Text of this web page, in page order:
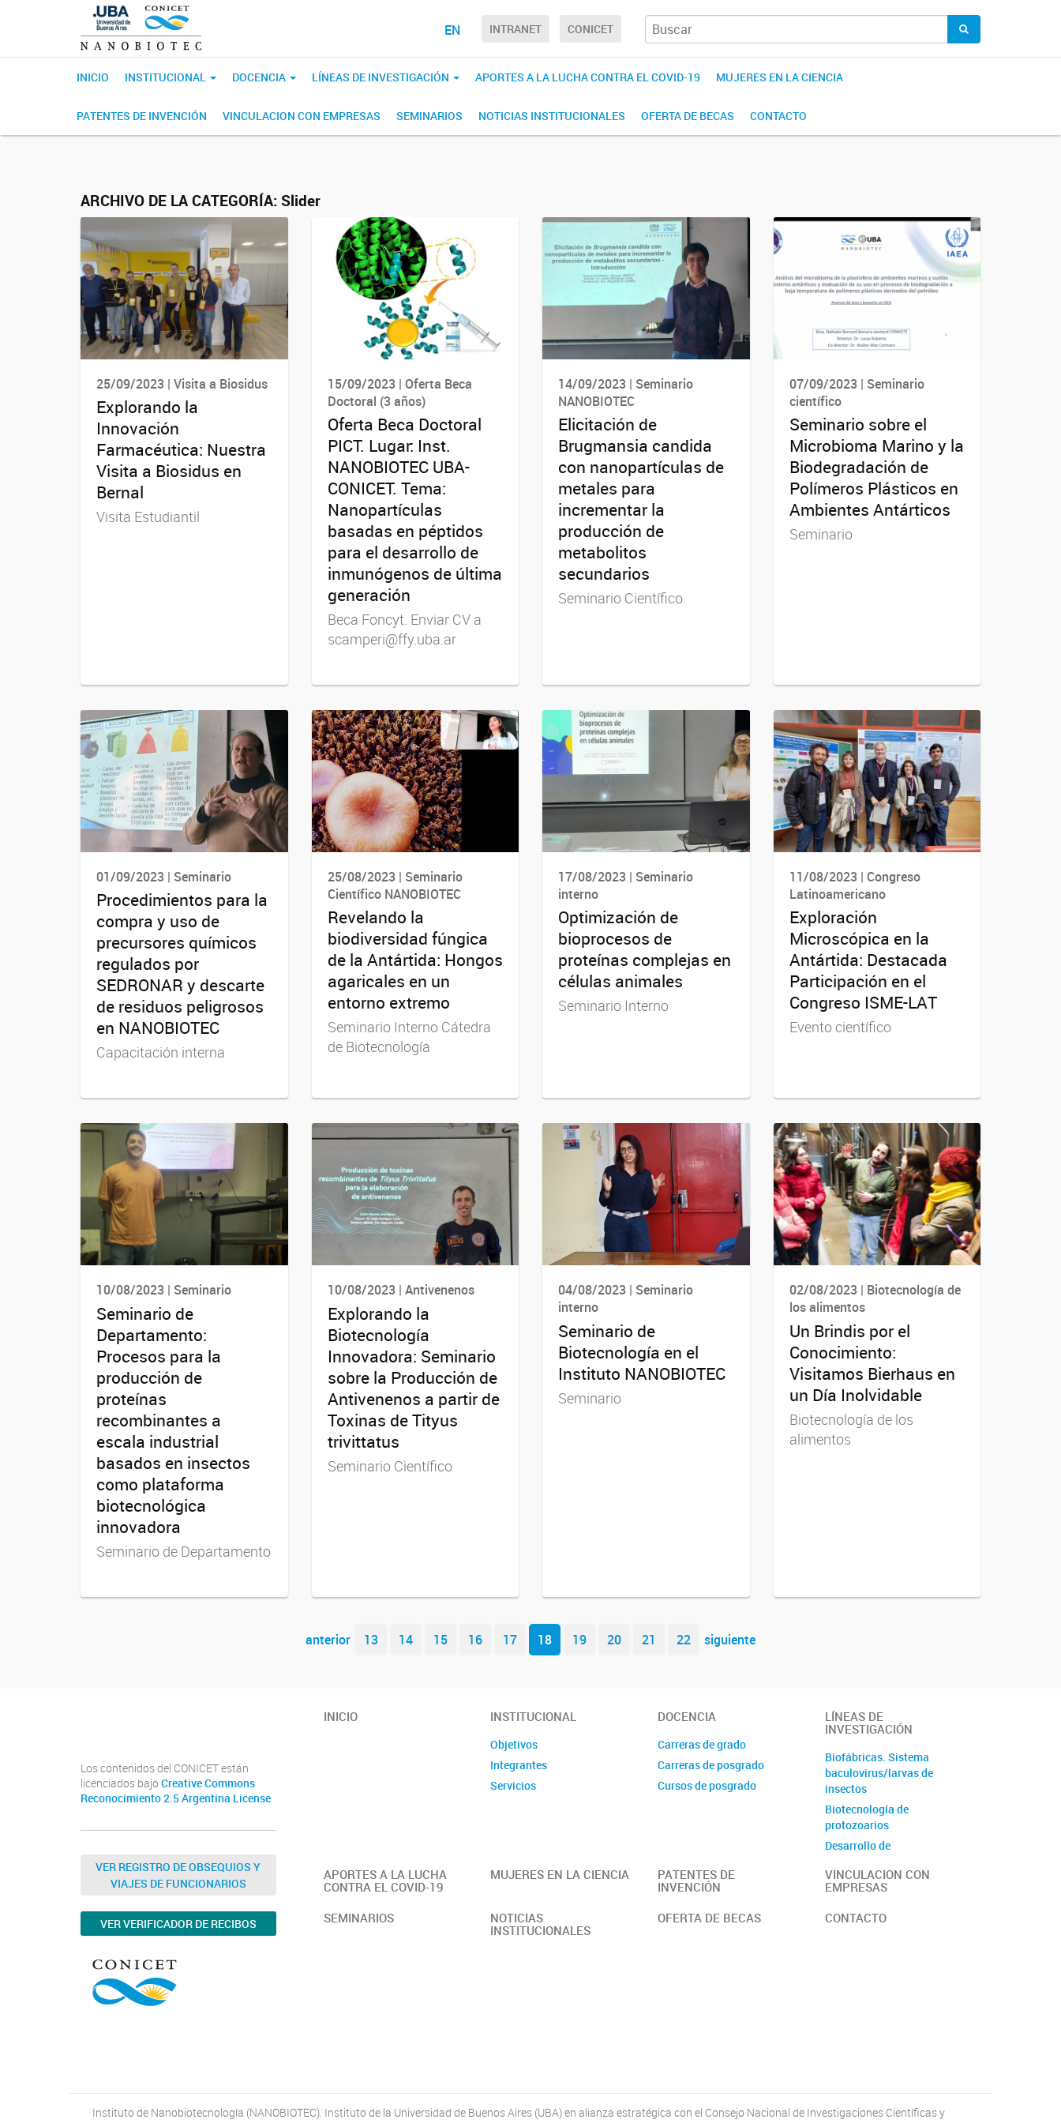
EN INTRANET CONICET
INICIO INSTITUCIONAL DOCENCIA LÍNEAS DE INVESTIGACIÓN APORTES A LA LUCHA CONTRA EL COVID-19 MUJERES EN LA CIENCIA
PATENTES DE INVENCIÓN VINCULACION CON EMPRESAS SEMINARIOS NOTICIAS INSTITUCIONALES OFERTA DE BECAS CONTACTO
ARCHIVO DE LA CATEGORÍA: Slider
25/09/2023 | Visita a Biosidus
Explorando la
Innovación
Farmacéutica: Nuestra
Visita a Biosidus en
Bernal
Visita Estudiantil
15/09/2023 | Oferta Beca
Doctoral (3 años)
Oferta Beca Doctoral
PICT. Lugar: Inst.
NANOBIOTEC UBA-
CONICET. Tema:
Nanopartículas
basadas en péptidos
para el desarrollo de
inmunógenos de última
generación
Beca Foncyt. Enviar CV a
scamperi@ffy.uba.ar
14/09/2023 | Seminario
NANOBIOTEC
Elicitación de
Brugmansia candida
con nanopartículas de
metales para
incrementar la
producción de
metabolitos
secundarios
Seminario Científico
07/09/2023 | Seminario
científico
Seminario sobre el
Microbioma Marino y la
Biodegradación de
Polímeros Plásticos en
Ambientes Antárticos
Seminario
01/09/2023 | Seminario
Procedimientos para la
compra y uso de
precursores químicos
regulados por
SEDRONAR y descarte
de residuos peligrosos
en NANOBIOTEC
Capacitación interna
25/08/2023 | Seminario
Científico NANOBIOTEC
Revelando la
biodiversidad fúngica
de la Antártida: Hongos
agaricales en un
entorno extremo
Seminario Interno Cátedra
de Biotecnología
17/08/2023 | Seminario
interno
Optimización de
bioprocesos de
proteínas complejas en
células animales
Seminario Interno
11/08/2023 | Congreso
Latinoamericano
Exploración
Microscópica en la
Antártida: Destacada
Participación en el
Congreso ISME-LAT
Evento científico
10/08/2023 | Seminario
Seminario de
Departamento:
Procesos para la
producción de
proteínas
recombinantes a
escala industrial
basados en insectos
como plataforma
biotecnológica
innovadora
Seminario de Departamento
10/08/2023 | Antivenenos
Explorando la
Biotecnología
Innovadora: Seminario
sobre la Producción de
Antivenenos a partir de
Toxinas de Tityus
trivittatus
Seminario Científico
04/08/2023 | Seminario
interno
Seminario de
Biotecnología en el
Instituto NANOBIOTEC
Seminario
02/08/2023 | Biotecnología de
los alimentos
Un Brindis por el
Conocimiento:
Visitamos Bierhaus en
un Día Inolvidable
Biotecnología de los
alimentos
Navegador de artículos
anterior 13 14 15 16 17 18 19 20 21 22 siguiente
Los contenidos del CONICET están
licenciados bajo Creative Commons
Reconocimiento 2.5 Argentina License
VER REGISTRO DE OBSEQUIOS Y
VIAJES DE FUNCIONARIOS
VER VERIFICADOR DE RECIBOS
INICIO INSTITUCIONAL
Objetivos
Integrantes
Servicios
DOCENCIA
Carreras de grado
Carreras de posgrado
Cursos de posgrado
LÍNEAS DE
INVESTIGACIÓN
Biofábricas. Sistema
baculovirus/larvas de
insectos
Biotecnología de
protozoarios
Desarrollo de
Diversidad Microbiana
ligandos
biofármacos.
APORTES A LA LUCHA
CONTRA EL COVID-19
MUJERES EN LA CIENCIA
PATENTES DE
INVENCIÓN
VINCULACION CON
EMPRESAS
SEMINARIOS
NOTICIAS
INSTITUCIONALES
OFERTA DE BECAS CONTACTO
Instituto de Nanobiotecnología (NANOBIOTEC). Instituto de la Universidad de Buenos Aires (UBA) en alianza estratégica con el Consejo Nacional de Investigaciones Científicas y